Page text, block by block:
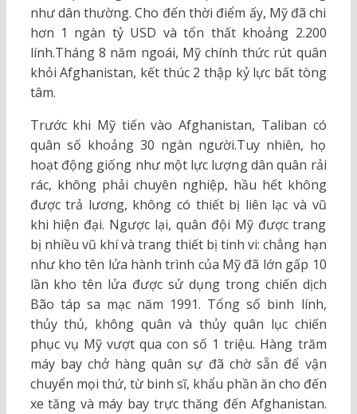
như dân thường. Cho đến thời điểm ấy, Mỹ đã chi
hơn 1 ngàn tỷ USD và tổn thất khoảng 2.200
lính.Tháng 8 năm ngoái, Mỹ chính thức rút quân
khỏi Afghanistan, kết thúc 2 thập kỷ lực bất tòng
tâm.
Trước khi Mỹ tiến vào Afghanistan, Taliban có
quân số khoảng 30 ngàn người.Tuy nhiên, họ
hoạt động giống như một lực lượng dân quân rải
rác, không phải chuyên nghiệp, hầu hết không
được trả lương, không có thiết bị liên lạc và vũ
khi hiện đại. Ngược lại, quân đội Mỹ được trang
bị nhiều vũ khí và trang thiết bị tinh vi: chẳng hạn
như kho tên lửa hành trình của Mỹ đã lớn gấp 10
lần kho tên lửa được sử dụng trong chiến dịch
Bão táp sa mạc năm 1991. Tổng số binh lính,
thủy thủ, không quân và thủy quân lục chiến
phục vụ Mỹ vượt qua con số 1 triệu. Hàng trăm
máy bay chở hàng quân sự đã chờ sẵn để vận
chuyển mọi thứ, từ binh sĩ, khẩu phần ăn cho đến
xe tăng và máy bay trực thăng đến Afghanistan.